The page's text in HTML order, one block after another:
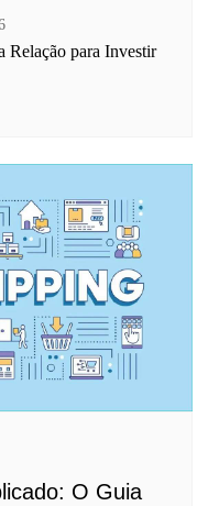
Relação para Investir
O Guia